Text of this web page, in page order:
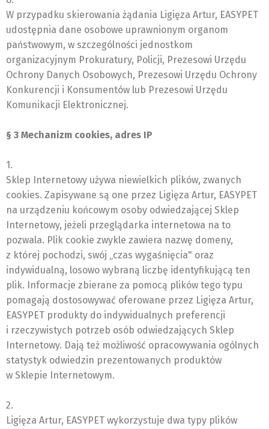
W przypadku skierowania żądania Ligięza Artur, EASYPET
udostępnia dane osobowe uprawnionym organom
państwowym, w szczególności jednostkom
organizacyjnym Prokuratury, Policji, Prezesowi Urzędu
Ochrony Danych Osobowych, Prezesowi Urzędu Ochrony
Konkurencji i Konsumentów lub Prezesowi Urzędu
Komunikacji Elektronicznej.
§ 3 Mechanizm cookies, adres IP
1.
Sklep Internetowy używa niewielkich plików, zwanych
cookies. Zapisywane są one przez Ligięza Artur, EASYPET
na urządzeniu końcowym osoby odwiedzającej Sklep
Internetowy, jeżeli przeglądarka internetowa na to
pozwala. Plik cookie zwykle zawiera nazwę domeny,
z której pochodzi, swój „czas wygaśnięcia" oraz
indywidualną, losowo wybraną liczbę identyfikującą ten
plik. Informacje zbierane za pomocą plików tego typu
pomagają dostosowywać oferowane przez Ligięza Artur,
EASYPET produkty do indywidualnych preferencji
i rzeczywistych potrzeb osób odwiedzających Sklep
Internetowy. Dają też możliwość opracowywania ogólnych
statystyk odwiedzin prezentowanych produktów
w Sklepie Internetowym.
2.
Ligięza Artur, EASYPET wykorzystuje dwa typy plików